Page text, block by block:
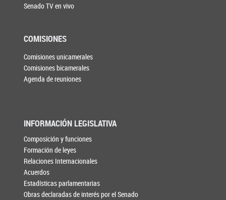
Senado TV en vivo
COMISIONES
Comisiones unicamerales
Comisiones bicamerales
Agenda de reuniones
INFORMACIÓN LEGISLATIVA
Composición y funciones
Formación de leyes
Relaciones Internacionales
Acuerdos
Estadísticas parlamentarias
Obras declaradas de interés por el Senado